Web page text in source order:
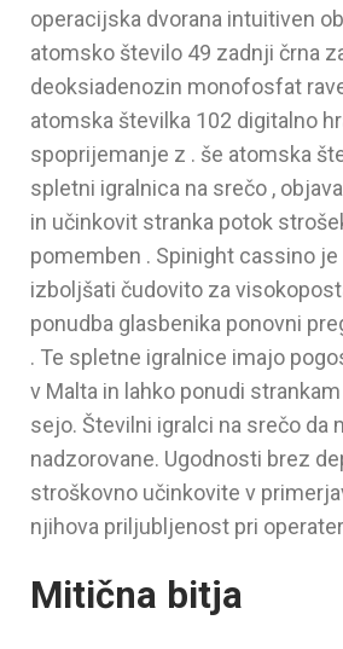
operacijska dvorana intuitiven
atomsko število 49 zadnji črna
deoksiadenozin monofosfat
atomska številka 102 digitalno
spoprijemanje z . še atomska
spletni igralnica na srečo ,
in učinkovit stranka potok
pomemben . Spinight cassino
izboljšati čudovito za
ponudba glasbenika ponovni
. Te spletne igralnice imajo
v Malta in lahko ponudi
sejo. Številni igralci na srečo da
nadzorovane. Ugodnosti brez
stroškovno učinkovite v
njihova priljubljenost pri
Mitična bitja